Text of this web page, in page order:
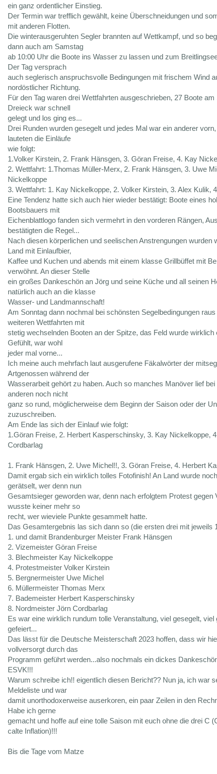
ein ganz ordentlicher Einstieg.
Der Termin war trefflich gewählt, keine Überschneidungen und
mit anderen Flotten.
Die winterausgeruhten Segler brannten auf Wettkampf, und so
dann auch am Samstag
ab 10:00 Uhr die Boote ins Wasser zu lassen und zum
Der Tag versprach
auch seglerisch anspruchsvolle Bedingungen mit frischem Wind
nordöstlicher Richtung.
Für den Tag waren drei Wettfahrten ausgeschrieben, 27 Boote am
Dreieck war schnell
gelegt und los ging es...
Drei Runden wurden gesegelt und jedes Mal war ein anderer
lauteten die Einläufe
wie folgt:
1.Volker Kirstein, 2. Frank Hänsgen, 3. Göran Freise, 4. Kay
2. Wettfahrt: 1.Thomas Müller-Merx, 2. Frank Hänsgen, 3. Uwe
Nickelkoppe
3. Wettfahrt: 1. Kay Nickelkoppe, 2. Volker Kirstein, 3. Alex Kulik,
Eine Tendenz hatte sich auch hier wieder bestätigt: Boote eines
Bootsbauers mit
Eichenblattlogo fanden sich vermehrt in den vorderen Rängen,
bestätigten die Regel...
Nach diesen körperlichen und seelischen Anstrengungen wurden
Land mit Einlaufbier,
Kaffee und Kuchen und abends mit einem klasse Grillbüffet mit
verwöhnt. An dieser Stelle
ein großes Dankeschön an Jörg und seine Küche und all seinen
natürlich auch an die klasse
Wasser- und Landmannschaft!
Am Sonntag dann nochmal bei schönsten Segelbedingungen
weiteren Wettfahrten mit
stetig wechselnden Booten an der Spitze, das Feld wurde wirklich
Gefühlt, war wohl
jeder mal vorne...
Ich meine auch mehrfach laut ausgerufene Fäkalwörter der
Artgenossen während der
Wasserarbeit gehört zu haben. Auch so manches Manöver lief
anderen noch nicht
ganz so rund, möglicherweise dem Beginn der Saison oder der
zuzuschreiben.
Am Ende las sich der Einlauf wie folgt:
1.Göran Freise, 2. Herbert Kasperschinsky, 3. Kay Nickelkoppe,
Cordbarlag
1. Frank Hänsgen, 2. Uwe Michel!!, 3. Göran Freise, 4. Herbert
Damit ergab sich ein wirklich tolles Fotofinish! An Land wurde
gerätselt, wer denn nun
Gesamtsieger geworden war, denn nach erfolgtem Protest gegen
wusste keiner mehr so
recht, wer wieviele Punkte gesammelt hatte.
Das Gesamtergebnis las sich dann so (die ersten drei mit jeweils
1. und damit Brandenburger Meister Frank Hänsgen
2. Vizemeister Göran Freise
3. Blechmeister Kay Nickelkoppe
4. Protestmeister Volker Kirstein
5. Bergnermeister Uwe Michel
6. Müllermeister Thomas Merx
7. Bademeister Herbert Kasperschinsky
8. Nordmeister Jörn Cordbarlag
Es war eine wirklich rundum tolle Veranstaltung, viel gesegelt, viel
gefeiert...
Das lässt für die Deutsche Meisterschaft 2023 hoffen, dass wir
vollversorgt durch das
Programm geführt werden...also nochmals ein dickes
ESVK!!!
Warum schreibe ich!! eigentlich diesen Bericht?? Nun ja, ich war
Meldeliste und war
damit unorthodoxerweise auserkoren, ein paar Zeilen in den
Habe ich gerne
gemacht und hoffe auf eine tolle Saison mit euch ohne die drei C
calte Inflation)!!!
Bis die Tage vom Matze